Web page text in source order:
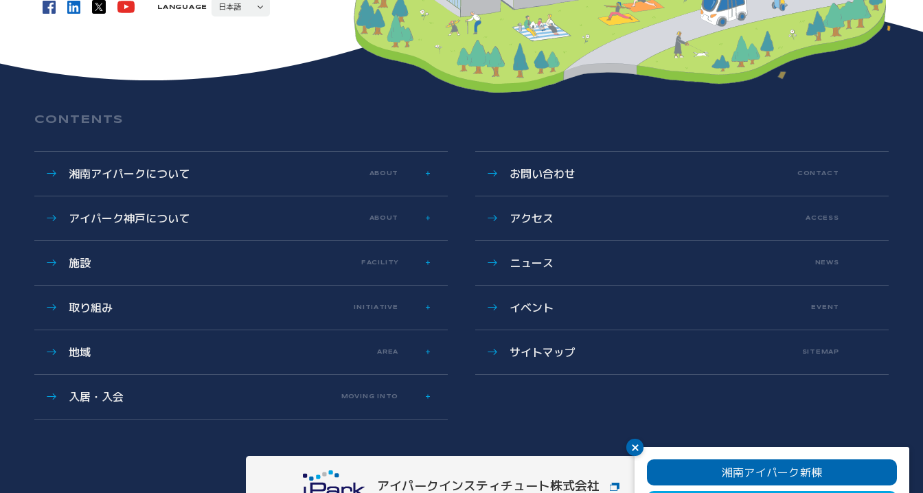
CONTENTS
湘南アイパークについて ABOUT
歩み
数字で見る湘南アイパーク
Photo & Movie Library
アクセス
基本情報資料
こどもとかがくとあいぱーく
アイパーク神戸について ABOUT
プレスリリース
施設 FACILITY
共有設備・スペース
グラデュエーションラボ
安全対策・環境保全
取り組み INITIATIVE
サイエンスメンター
AI/DX Concierge
地域 AREA
地域に開かれた湘南アイパーク
健康・医療への協力
入居・入会 MOVING INTO
お問い合わせ CONTACT
アクセス ACCESS
ニュース NEWS
イベント EVENT
サイトマップ SITEMAP
LANGUAGE
日本語
アイパークインスティチュート株式会社
湘南アイパーク新棟